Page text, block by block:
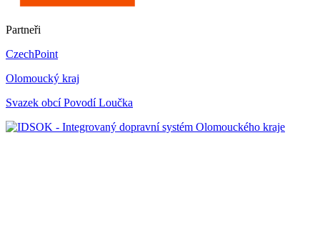
Partneři
CzechPoint
Olomoucký kraj
Svazek obcí Povodí Loučka